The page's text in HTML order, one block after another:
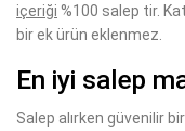
içeriği %100 salep tir.
bir ek ürün eklenmez.
En iyi salep
Salep alırken güvenilir